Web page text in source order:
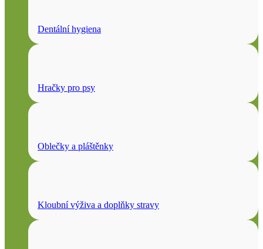
Dentální hygiena
Hračky pro psy
Oblečky a pláštěnky
Kloubní výživa a doplňky stravy